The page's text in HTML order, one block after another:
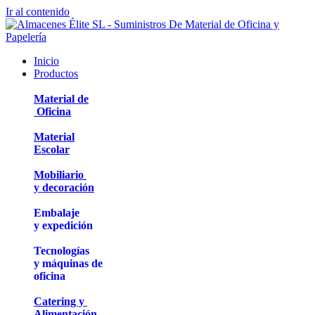
Ir al contenido
Inicio
Productos
Material de
Oficina
Material
Escolar
Mobiliario
y decoración
Embalaje
y expedición
Tecnologías
y máquinas de
oficina
Catering y